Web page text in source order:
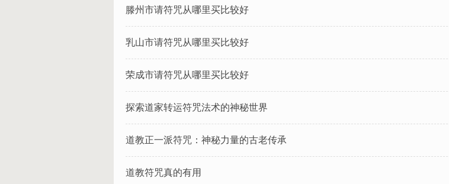
滕州市请符咒从哪里买比较好
乳山市请符咒从哪里买比较好
荣成市请符咒从哪里买比较好
​探索道家转运符咒法术的神秘世界
​道教正一派符咒：神秘力量的古老传承
道教符咒真的有用